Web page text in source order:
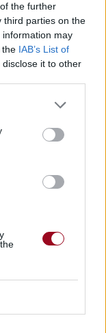
the further
third parties on the
information may
the IAB’s List of
it to other
partition au
for the
vidéo